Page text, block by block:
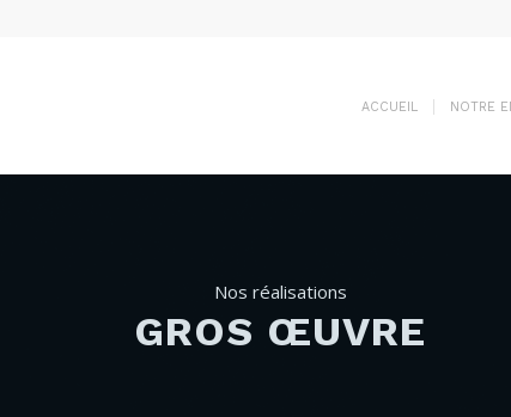
ACCUEIL NOTRE
Nos réalisations
GROS ŒUVRE